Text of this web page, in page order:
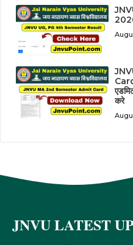
करे
JNVU LATEST